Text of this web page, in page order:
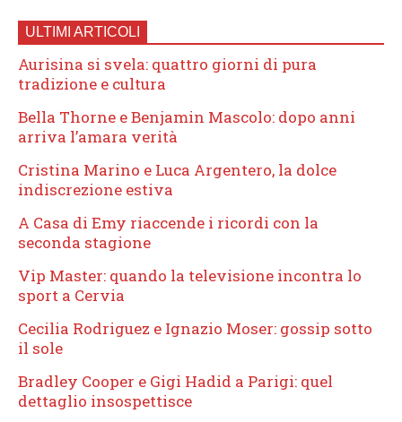
ULTIMI ARTICOLI
Aurisina si svela: quattro giorni di pura
tradizione e cultura
Bella Thorne e Benjamin Mascolo: dopo anni
arriva l’amara verità
Cristina Marino e Luca Argentero, la dolce
indiscrezione estiva
A Casa di Emy riaccende i ricordi con la
seconda stagione
Vip Master: quando la televisione incontra lo
sport a Cervia
Cecilia Rodriguez e Ignazio Moser: gossip sotto
il sole
Bradley Cooper e Gigi Hadid a Parigi: quel
dettaglio insospettisce